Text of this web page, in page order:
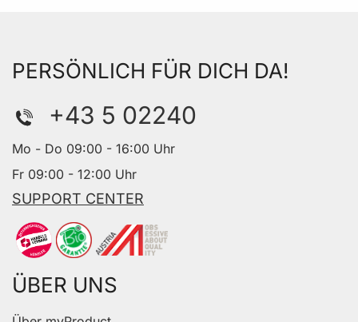
PERSÖNLICH FÜR DICH DA!
+43 5 02240
Mo - Do 09:00 - 16:00 Uhr
Fr 09:00 - 12:00 Uhr
SUPPORT CENTER
ÜBER UNS